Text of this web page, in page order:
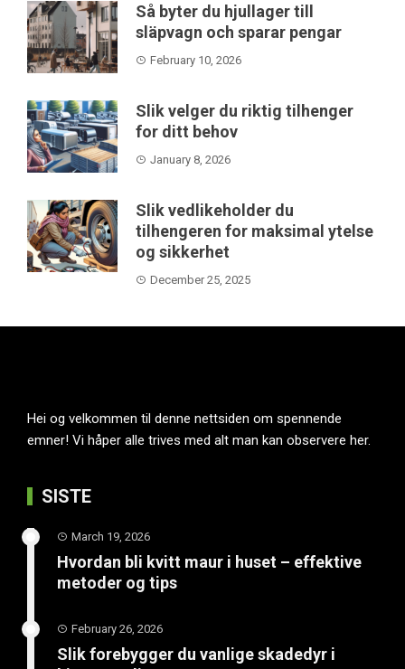
Så byter du hjullager till
släpvagn och sparar pengar
February 10, 2026
Slik velger du riktig tilhenger
for ditt behov
January 8, 2026
Slik vedlikeholder du
tilhengeren for maksimal ytelse
og sikkerhet
December 25, 2025
Hei og velkommen til denne nettsiden om spennende
emner! Vi håper alle trives med alt man kan observere her.
SISTE
March 19, 2026
Hvordan bli kvitt maur i huset – effektive
metoder og tips
February 26, 2026
Slik forebygger du vanlige skadedyr i